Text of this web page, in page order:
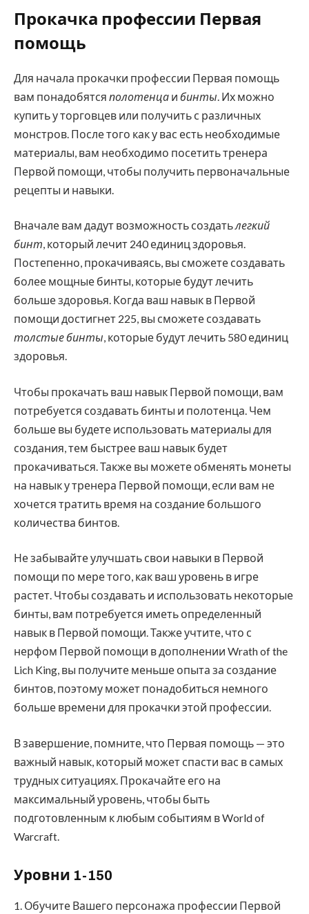
Прокачка профессии Первая
помощь
Для начала прокачки профессии Первая помощь
вам понадобятся полотенца и бинты . Их можно
купить у торговцев или получить с различных
монстров. После того как у вас есть необходимые
материалы, вам необходимо посетить тренера
Первой помощи, чтобы получить первоначальные
рецепты и навыки.
Вначале вам дадут возможность создатьлегкий
бинт, который лечит 240 единиц здоровья.
Постепенно, прокачиваясь, вы сможете создавать
более мощные бинты, которые будут лечить
больше здоровья. Когда ваш навык в Первой
помощи достигнет 225, вы сможете создавать
толстые бинты, которые будут лечить 580 единиц
здоровья.
Чтобы прокачать ваш навык Первой помощи, вам
потребуется создавать бинты и полотенца. Чем
больше вы будете использовать материалы для
создания, тем быстрее ваш навык будет
прокачиваться. Также вы можете обменять монеты
на навык у тренера Первой помощи, если вам не
хочется тратить время на создание большого
количества бинтов.
Не забывайте улучшать свои навыки в Первой
помощи по мере того, как ваш уровень в игре
растет. Чтобы создавать и использовать некоторые
бинты, вам потребуется иметь определенный
навык в Первой помощи. Также учтите, что с
нерфом Первой помощи в дополнении Wrath of the
Lich King, вы получите меньше опыта за создание
бинтов, поэтому может понадобиться немного
больше времени для прокачки этой профессии.
В завершение, помните, что Первая помощь — это
важный навык, который может спасти вас в самых
трудных ситуациях. Прокачайте его на
максимальный уровень, чтобы быть
подготовленным к любым событиям в World of
Warcraft.
Уровни 1-150
1. Обучите Вашего персонажа профессии Первой